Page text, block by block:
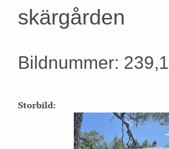
skärgården
Bildnummer: 239,1
Storbild: